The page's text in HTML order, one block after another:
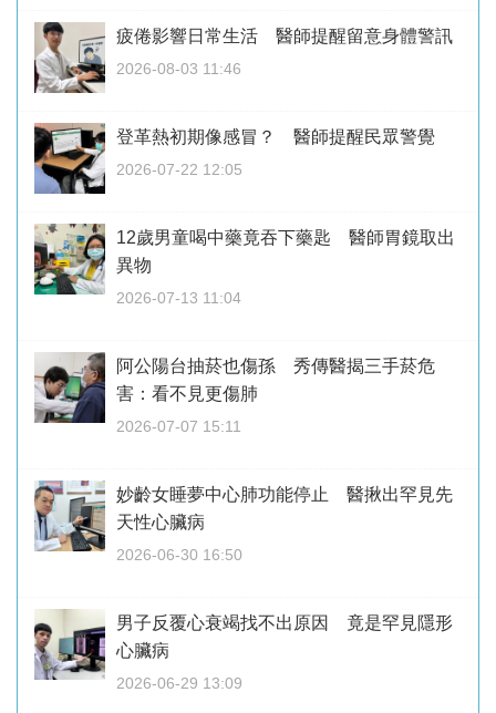
疲倦影響日常生活 醫師提醒留意身體警訊
2026-08-03 11:46
登革熱初期像感冒？ 醫師提醒民眾警覺
2026-07-22 12:05
12歲男童喝中藥竟吞下藥匙 醫師胃鏡取出
異物
2026-07-13 11:04
阿公陽台抽菸也傷孫 秀傳醫揭三手菸危
害：看不見更傷肺
2026-07-07 15:11
妙齡女睡夢中心肺功能停止 醫揪出罕見先
天性心臟病
2026-06-30 16:50
男子反覆心衰竭找不出原因 竟是罕見隱形
心臟病
2026-06-29 13:09